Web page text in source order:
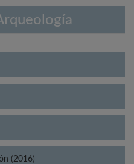
(2016)